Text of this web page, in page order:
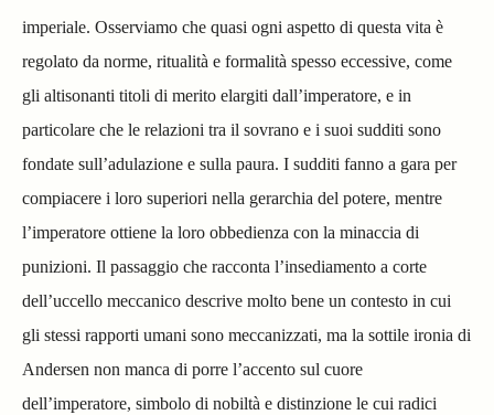
imperiale. Osserviamo che quasi ogni aspetto di questa vita è
regolato da norme, ritualità e formalità spesso eccessive, come
gli altisonanti titoli di merito elargiti dall’imperatore, e in
particolare che le relazioni tra il sovrano e i suoi sudditi sono
fondate sull’adulazione e sulla paura. I sudditi fanno a gara per
compiacere i loro superiori nella gerarchia del potere, mentre
l’imperatore ottiene la loro obbedienza con la minaccia di
punizioni. Il passaggio che racconta l’insediamento a corte
dell’uccello meccanico descrive molto bene un contesto in cui
gli stessi rapporti umani sono meccanizzati, ma la sottile ironia di
Andersen non manca di porre l’accento sul cuore
dell’imperatore, simbolo di nobiltà e distinzione le cui radici